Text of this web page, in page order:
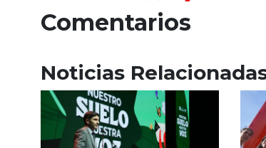
Comentarios
Noticias